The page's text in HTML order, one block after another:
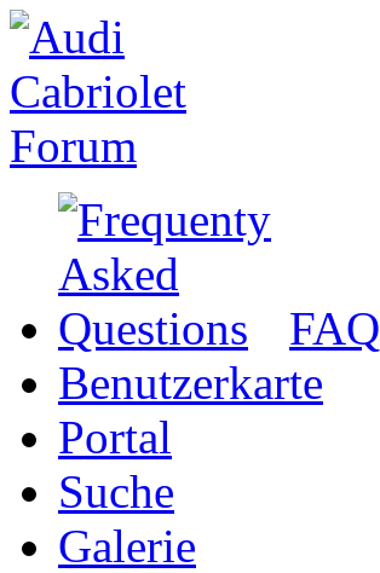
FAQ
Benutzerkarte
Portal
Suche
Galerie